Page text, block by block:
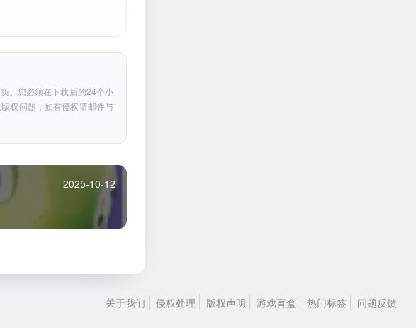
。您必须在下载后的24个小
权问题，如有侵权请邮件与
2025-10-12
关于我们 侵权处理 版权声明 游戏盲盒 热门标签 问题反馈